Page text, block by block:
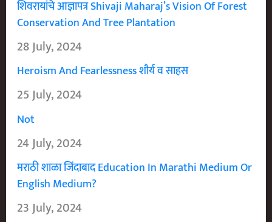
शिवरायांचे आज्ञापत्र Shivaji Maharaj’s Vision Of Forest
Conservation And Tree Plantation
28 July, 2024
Heroism And Fearlessness शौर्य व साहस
25 July, 2024
Not
24 July, 2024
मराठी शाळा जिंदाबाद Education In Marathi Medium Or
English Medium?
23 July, 2024